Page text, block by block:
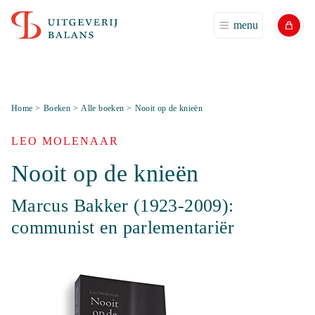
menu
Home > Boeken > Alle boeken > Nooit op de knieën
LEO MOLENAAR
Nooit op de knieën
Marcus Bakker (1923-2009):
communist en parlementariër